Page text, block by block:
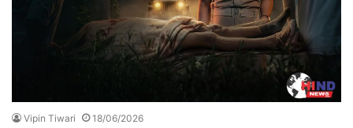
Vipin Tiwari 18/06/2026